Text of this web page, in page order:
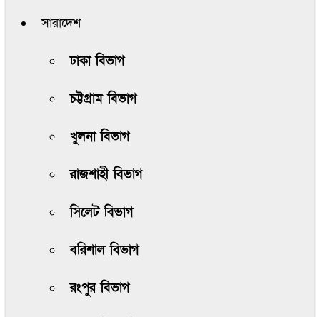
সারাদেশ
ঢাকা বিভাগ
চট্টগ্রাম বিভাগ
খুলনা বিভাগ
রাজশাহী বিভাগ
সিলেট বিভাগ
বরিশাল বিভাগ
রংপুর বিভাগ